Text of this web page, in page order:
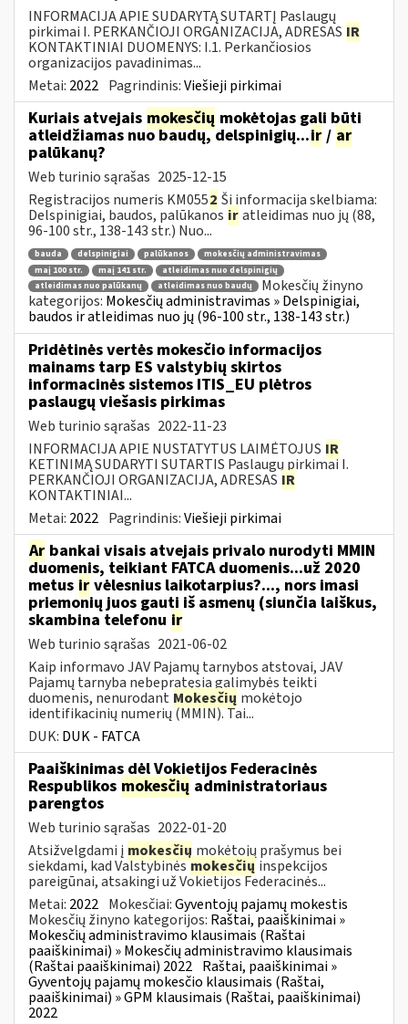
INFORMACIJA APIE SUDARYTĄ SUTARTĮ Paslaugų
pirkimai I. PERKANČIOJI ORGANIZACIJA, ADRESAS IR
KONTAKTINIAI DUOMENYS: I.1. Perkančiosios
organizacijos pavadinimas...
Metai: 2022 Pagrindinis:Viešieji pirkimai
Kuriais atvejais mokesčių mokėtojas gali būti
atleidžiamas nuo baudų, delspinigių...ir / ar
palūkanų?
Web turinio sąrašas 2025-12-15
Registracijos numeris KM0552 Ši informacija skelbiama:
Delspinigiai, baudos, palūkanos iratleidimas nuo jų (88,
96-100 str., 138-143 str.) Nuo...
bauda delspinigiai palūkanos
mokesčių administravimas
maį 100 str.
maį 141 str.
atleidimas nuo delspinigių
atleidimas nuo palūkanų
atleidimas nuo baudų
Mokesčių žinyno
kategorijos: Mokesčių administravimas » Delspinigiai,
baudos ir atleidimas nuo jų (96-100 str., 138-143 str.)
Pridėtinės vertės mokesčio informacijos
mainams tarp ES valstybių skirtos
informacinės sistemos ITIS_EU plėtros
paslaugų viešasis pirkimas
Web turinio sąrašas 2022-11-23
INFORMACIJA APIE NUSTATYTUS LAIMĖTOJUS IR
KETINIMĄ SUDARYTI SUTARTIS Paslaugų pirkimai I.
PERKANČIOJI ORGANIZACIJA, ADRESAS IR
KONTAKTINIAI...
Metai: 2022 Pagrindinis:Viešieji pirkimai
Ar bankai visais atvejais privalo nurodyti MMIN
duomenis, teikiant FATCA duomenis...už 2020
metus ir vėlesnius laikotarpius?..., nors imasi
priemonių juos gauti iš asmenų (siunčia laiškus,
skambina telefonu ir
Web turinio sąrašas 2021-06-02
Kaip informavo JAV Pajamų tarnybos atstovai, JAV
Pajamų tarnyba nebepratęsia galimybės teikti
duomenis, nenurodant Mokesčių mokėtojo
identifikacinių numerių (MMIN). Tai...
DUK: DUK - FATCA
Paaiškinimas dėl Vokietijos Federacinės
Respublikos mokesčių administratoriaus
parengtos
Web turinio sąrašas 2022-01-20
Atsižvelgdami į mokesčių mokėtojų prašymus bei
siekdami, kad Valstybinėsmokesčių inspekcijos
pareigūnai, atsakingi už Vokietijos Federacinės...
Metai: 2022 Mokesčiai:Gyventojų pajamų mokestis
Mokesčių žinyno kategorijos: Raštai, paaiškinimai »
Mokesčių administravimo klausimais (Raštai
paaiškinimai) » Mokesčių administravimo klausimais
(Raštai paaiškinimai) 2022 Raštai, paaiškinimai »
Gyventojų pajamų mokesčio klausimais (Raštai,
paaiškinimai) » GPM klausimais (Raštai, paaiškinimai)
2022